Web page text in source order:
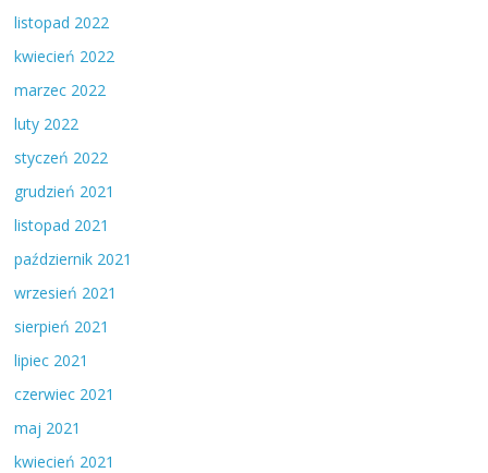
listopad 2022
kwiecień 2022
marzec 2022
luty 2022
styczeń 2022
grudzień 2021
listopad 2021
październik 2021
wrzesień 2021
sierpień 2021
lipiec 2021
czerwiec 2021
maj 2021
kwiecień 2021